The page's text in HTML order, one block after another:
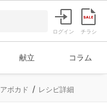
ログイン チラシ
献立 コラム
アボカド レシピ詳細